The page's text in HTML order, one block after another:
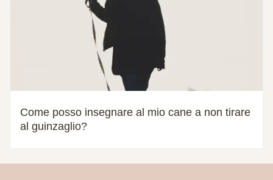
Come posso insegnare al mio cane a non tirare
al guinzaglio?